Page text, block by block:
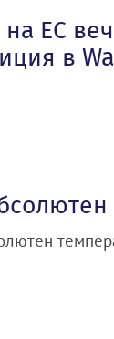
ЕС
в